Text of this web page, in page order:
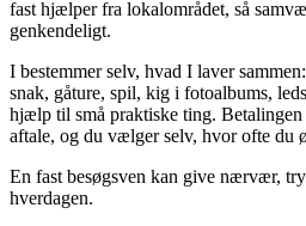
fast hjælper fra lokalområdet, så
genkendeligt.
I bestemmer selv, hvad I laver
snak, gåture, spil, kig i fotoalbums,
hjælp til små praktiske ting. Betalingen
aftale, og du vælger selv, hvor ofte du
En fast besøgsven kan give nærvær,
hverdagen.